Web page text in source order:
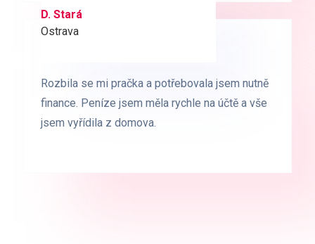
D. Stará
Ostrava
Rozbila se mi pračka a potřebovala jsem nutně
finance. Peníze jsem měla rychle na účtě a vše
jsem vyřídila z domova.
L. Milá
Ostrava
Rozbila se mi pračka a potřebovala jsem nutně
finance. Peníze jsem měla rychle na účtě a vše
jsem vyřídila z domova.